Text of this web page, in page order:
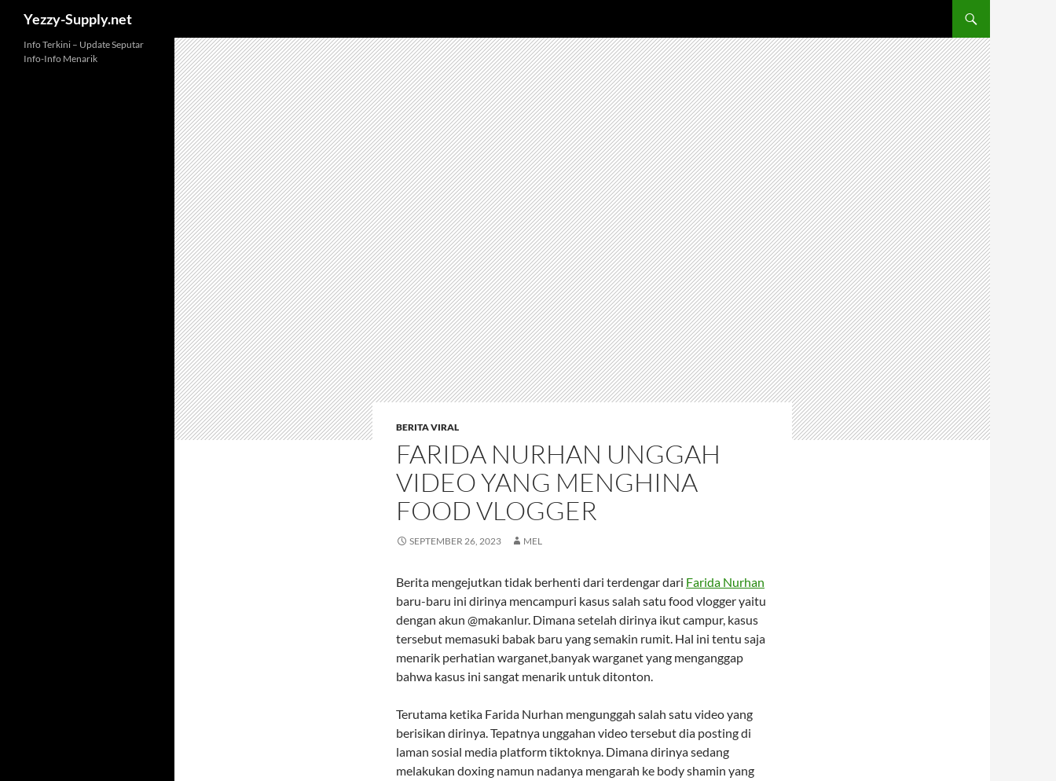
Yezzy-Supply.net
BERITA VIRAL
FARIDA NURHAN UNGGAH
VIDEO YANG MENGHINA
FOOD VLOGGER
SEPTEMBER 26, 2023 MEL
Berita mengejutkan tidak berhenti dari terdengar dari Farida Nurhan
baru-baru ini dirinya mencampuri kasus salah satu food vlogger yaitu
dengan akun @makanlur. Dimana setelah dirinya ikut campur, kasus
tersebut memasuki babak baru yang semakin rumit. Hal ini tentu saja
menarik perhatian warganet,banyak warganet yang menganggap
bahwa kasus ini sangat menarik untuk ditonton.
Terutama ketika Farida Nurhan mengunggah salah satu video yang
berisikan dirinya. Tepatnya unggahan video tersebut dia posting di
laman sosial media platform tiktoknya. Dimana dirinya sedang
melakukan doxing namun nadanya mengarah ke body shamin yang
Info Terkini – Update Seputar
Info-Info Menarik